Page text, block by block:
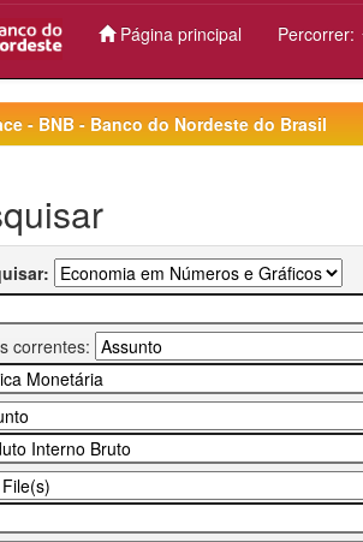
Página principal Percorrer:
- BNB - Banco do Nordeste do Brasil
correntes: